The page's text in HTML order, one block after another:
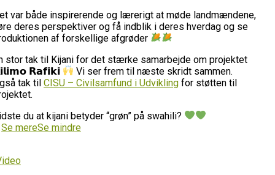
var både inspirerende og lærerigt at møde landmændene,
deres perspektiver og få indblik i deres hverdag og se
af forskellige afgrøder
stor tak til Kijani for det stærke samarbejde om projektet
𝗥𝗮𝗳𝗶𝗸𝗶
Vi ser frem til næste skridt sammen.
tak til CISU – Civilsamfund i Udvikling for støtten til
du at kijani betyder “grøn” på swahili?
Se mereSe mindre